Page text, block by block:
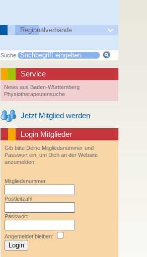
Regionalverbände
Suche
Service
News aus Baden-Württemberg
Physiotherapeutensuche
Jetzt Mitglied werden
Login Mitglieder
Gib bitte Deine Mitgliedsnummer und
Passwort ein, um Dich an der Website
anzumelden:
Mitgliedsnummer
Postleitzahl
Passwort
Angemeldet bleiben: